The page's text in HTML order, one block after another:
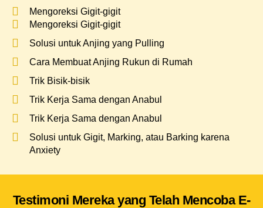
Mengoreksi Gigit-gigit
Mengoreksi Gigit-gigit
Solusi untuk Anjing yang Pulling
Cara Membuat Anjing Rukun di Rumah
Trik Bisik-bisik
Trik Kerja Sama dengan Anabul
Trik Kerja Sama dengan Anabul
Solusi untuk Gigit, Marking, atau Barking karena
Anxiety
Testimoni Mereka yang Telah Mencoba E-